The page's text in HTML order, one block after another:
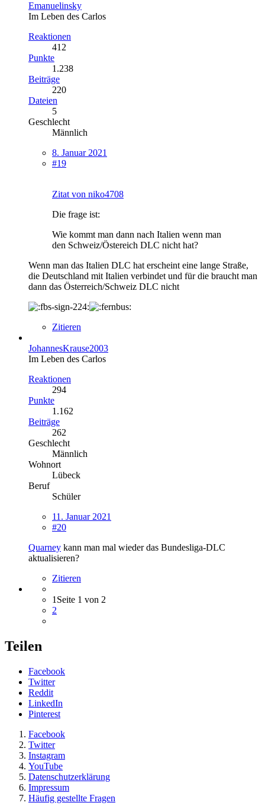
Emanuelinsky
Im Leben des Carlos
Reaktionen
412
Punkte
1.238
Beiträge
220
Dateien
5
Geschlecht
Männlich
8. Januar 2021
#19
Zitat von niko4708
Die frage ist:
Wie kommt man dann nach Italien wenn man
den Schweiz/Östereich DLC nicht hat?
Wenn man das Italien DLC hat erscheint eine lange Straße,
die Deutschland mit Italien verbindet und für die braucht man
dann das Österreich/Schweiz DLC nicht
Zitieren
JohannesKrause2003
Im Leben des Carlos
Reaktionen
294
Punkte
1.162
Beiträge
262
Geschlecht
Männlich
Wohnort
Lübeck
Beruf
Schüler
11. Januar 2021
#20
Quarney kann man mal wieder das Bundesliga-DLC
aktualisieren?
Zitieren
1Seite 1 von 2
2
Teilen
Facebook
Twitter
Reddit
LinkedIn
Pinterest
Facebook
Twitter
Instagram
YouTube
Datenschutzerklärung
Impressum
Häufig gestellte Fragen